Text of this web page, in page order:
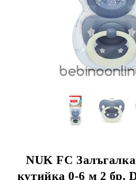
NUK FC
кутийка 0-6 м 2 бр.